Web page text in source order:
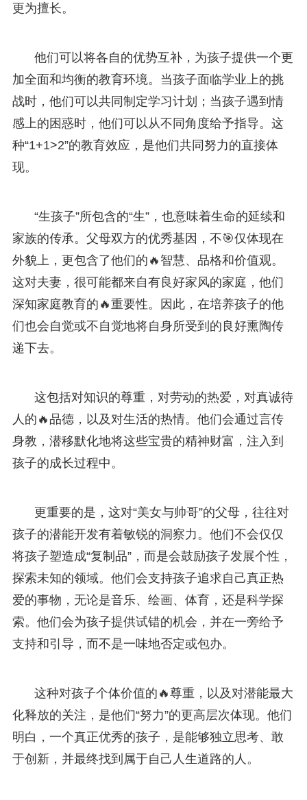
更为擅长。
他们可以将各自的优势互补，为孩子提供一个更
加全面和均衡的教育环境。当孩子面临学业上的挑
战时，他们可以共同制定学习计划；当孩子遇到情
感上的困惑时，他们可以从不同角度给予指导。这
种“1+1>2”的教育效应，是他们共同努力的直接体
现。
“生孩子”所包含的“生”，也意味着生命的延续和
家族的传承。父母双方的优秀基因，不🎯仅体现在
外貌上，更包含了他们的🔥智慧、品格和价值观。
这对夫妻，很可能都来自有良好家风的家庭，他们
深知家庭教育的🔥重要性。因此，在培养孩子的他
们也会自觉或不自觉地将自身所受到的良好熏陶传
递下去。
这包括对知识的尊重，对劳动的热爱，对真诚待
人的🔥品德，以及对生活的热情。他们会通过言传
身教，潜移默化地将这些宝贵的精神财富，注入到
孩子的成长过程中。
更重要的是，这对“美女与帅哥”的父母，往往对
孩子的潜能开发有着敏锐的洞察力。他们不会仅仅
将孩子塑造成“复制品”，而是会鼓励孩子发展个性，
探索未知的领域。他们会支持孩子追求自己真正热
爱的事物，无论是音乐、绘画、体育，还是科学探
索。他们会为孩子提供试错的机会，并在一旁给予
支持和引导，而不是一味地否定或包办。
这种对孩子个体价值的🔥尊重，以及对潜能最大
化释放的关注，是他们“努力”的更高层次体现。他们
明白，一个真正优秀的孩子，是能够独立思考、敢
于创新，并最终找到属于自己人生道路的人。